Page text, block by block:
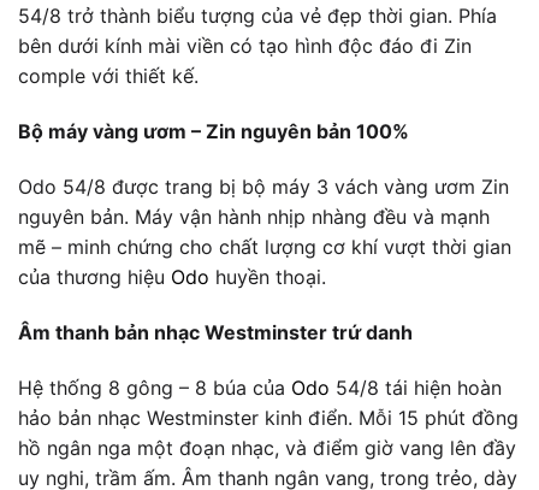
54/8 trở thành biểu tượng của vẻ đẹp thời gian. Phía
bên dưới kính mài viền có tạo hình độc đáo đi Zin
comple với thiết kế.
Bộ máy vàng ươm – Zin nguyên bản 100%
Odo 54/8 được trang bị bộ máy 3 vách vàng ươm Zin
nguyên bản. Máy vận hành nhịp nhàng đều và mạnh
mẽ – minh chứng cho chất lượng cơ khí vượt thời gian
của thương hiệu Odo huyền thoại.
Âm thanh bản nhạc Westminster trứ danh
Hệ thống 8 gông – 8 búa của Odo 54/8 tái hiện hoàn
hảo bản nhạc Westminster kinh điển. Mỗi 15 phút đồng
hồ ngân nga một đoạn nhạc, và điểm giờ vang lên đầy
uy nghi, trầm ấm. Âm thanh ngân vang, trong trẻo, dày